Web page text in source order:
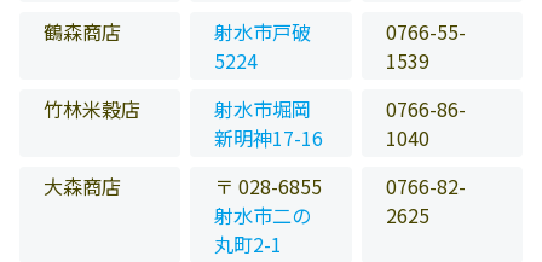
鶴森商店
射水市戸破
5224
0766-55-
1539
竹林米穀店
射水市堀岡
新明神17-16
0766-86-
1040
大森商店
〒 028-6855
射水市二の
丸町2-1
0766-82-
2625